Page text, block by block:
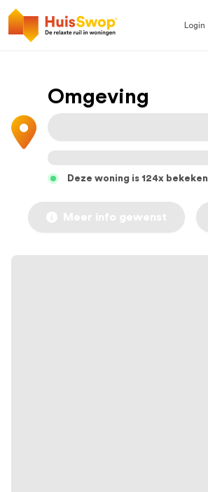
Login
Omgeving
Deze woning is 124x bekeken
Meer info gewenst